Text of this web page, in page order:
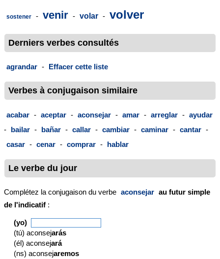
sostener - venir - volar - volver
Derniers verbes consultés
agrandar - Effacer cette liste
Verbes à conjugaison similaire
acabar - aceptar - aconsejar - amar - arreglar - ayudar
- bailar - bañar - callar - cambiar - caminar - cantar -
casar - cenar - comprar - hablar
Le verbe du jour
Complétez la conjugaison du verbe aconsejar au futur simple
de l'indicatif :
(yo)
(tú) aconsejarás
(él) aconsejará
(ns) aconsejaremos